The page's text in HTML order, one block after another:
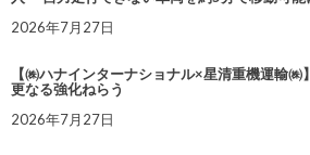
2026年7月27日
【㈱ハナインターナショナル×星清重機運輸
更なる強化ねらう
2026年7月27日